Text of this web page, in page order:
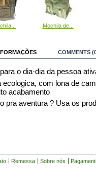
Mochila de...
COMMENTS
o dia-dia da pessoa
ecologica, com lona de
acabamento
pra aventura ? Usa os
Remessa Sobre nós